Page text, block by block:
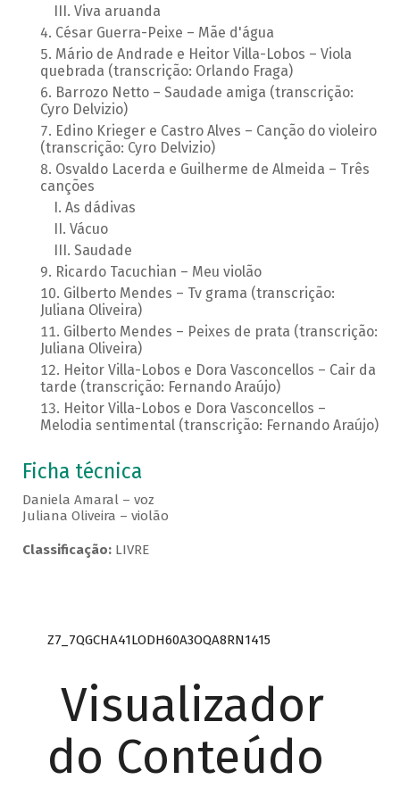
Viva aruanda
César Guerra-Peixe – Mãe d'água
Mário de Andrade e Heitor Villa-Lobos – Viola
quebrada (transcrição: Orlando Fraga)
Barrozo Netto – Saudade amiga (transcrição:
Cyro Delvizio)
Edino Krieger e Castro Alves – Canção do violeiro
(transcrição: Cyro Delvizio)
Osvaldo Lacerda e Guilherme de Almeida – Três
canções
As dádivas
Vácuo
Saudade
Ricardo Tacuchian – Meu violão
Gilberto Mendes – Tv grama (transcrição:
Juliana Oliveira)
Gilberto Mendes – Peixes de prata (transcrição:
Juliana Oliveira)
Heitor Villa-Lobos e Dora Vasconcellos – Cair da
tarde (transcrição: Fernando Araújo)
Heitor Villa-Lobos e Dora Vasconcellos –
Melodia sentimental (transcrição: Fernando Araújo)
Ficha técnica
Daniela Amaral – voz
Juliana Oliveira – violão
Classificação:LIVRE
Z7_7QGCHA41LODH60A3OQA8RN1415
Visualizador
do Conteúdo